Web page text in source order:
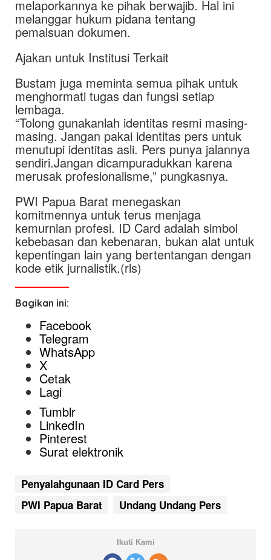
melaporkannya ke pihak berwajib. Hal ini
melanggar hukum pidana tentang
pemalsuan dokumen.
Ajakan untuk Institusi Terkait
Bustam juga meminta semua pihak untuk
menghormati tugas dan fungsi setiap
lembaga.
“Tolong gunakanlah identitas resmi masing-
masing. Jangan pakai identitas pers untuk
menutupi identitas asli. Pers punya jalannya
sendiri.Jangan dicampuradukkan karena
merusak profesionalisme,” pungkasnya.
PWI Papua Barat menegaskan
komitmennya untuk terus menjaga
kemurnian profesi. ID Card adalah simbol
kebebasan dan kebenaran, bukan alat untuk
kepentingan lain yang bertentangan dengan
kode etik jurnalistik.(rls)
Bagikan ini:
Facebook
Telegram
WhatsApp
X
Cetak
Lagi
Tumblr
LinkedIn
Pinterest
Surat elektronik
Penyalahgunaan ID Card Pers
PWI Papua Barat
Undang Undang Pers
Ikuti Kami